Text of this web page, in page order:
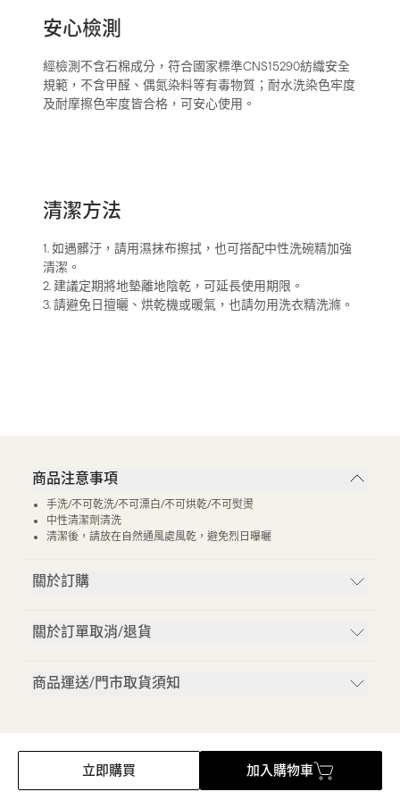
安心檢測
經檢測不含石棉成分，符合國家標準CNS15290紡織安全
規範，不含甲醛、偶氮染料等有毒物質；耐水洗染色牢度
及耐摩擦色牢度皆合格，可安心使用。
清潔方法
1. 如遇髒汙，請用濕抹布擦拭，也可搭配中性洗碗精加強
清潔。
2. 建議定期將地墊離地陰乾，可延長使用期限。
3. 請避免日擅曬、烘乾機或暖氣，也請勿用洗衣精洗滌。
商品注意事項
手洗/不可乾洗/不可漂白/不可烘乾/不可熨燙
中性清潔劑清洗
清潔後，請放在自然通風處風乾，避免烈日曝曬
關於訂購
關於訂單取消/退貨
商品運送/門市取貨須知
立即購買 加入購物車